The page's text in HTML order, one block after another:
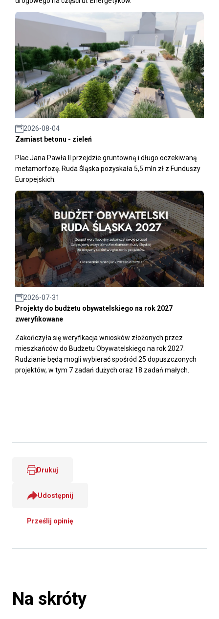
2026-08-04
Zamiast betonu - zieleń
Plac Jana Pawła II przejdzie gruntowną i długo oczekiwaną
metamorfozę. Ruda Śląska pozyskała 5,5 mln zł z Funduszy
Europejskich.
2026-07-31
Projekty do budżetu obywatelskiego na rok 2027
zweryfikowane
Zakończyła się weryfikacja wniosków złożonych przez
mieszkańców do Budżetu Obywatelskiego na rok 2027.
Rudzianie będą mogli wybierać spośród 25 dopuszczonych
projektów, w tym 7 zadań dużych oraz 18 zadań małych.
Drukuj
Udostępnij
Prześlij opinię
Na skróty